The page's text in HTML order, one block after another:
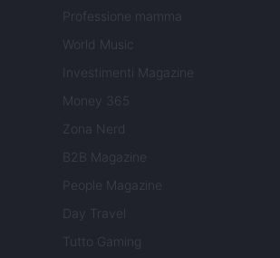
Professione mamma
World Music
Investimenti Magazine
Money 365
Zona Nerd
B2B Magazine
People Magazine
Day Travel
Tutto Gaming